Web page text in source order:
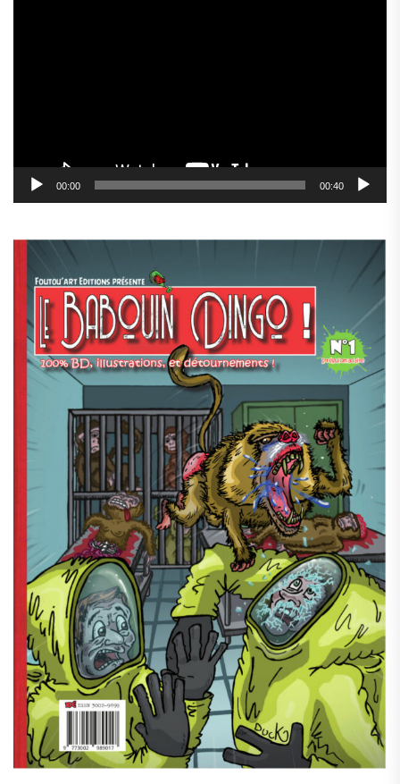
00:00 00:40